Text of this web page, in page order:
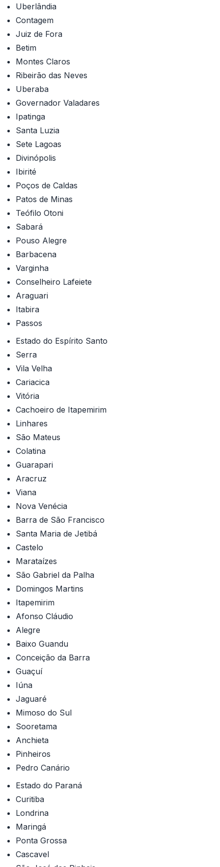
Uberlândia
Contagem
Juiz de Fora
Betim
Montes Claros
Ribeirão das Neves
Uberaba
Governador Valadares
Ipatinga
Santa Luzia
Sete Lagoas
Divinópolis
Ibirité
Poços de Caldas
Patos de Minas
Teófilo Otoni
Sabará
Pouso Alegre
Barbacena
Varginha
Conselheiro Lafeiete
Araguari
Itabira
Passos
Estado do Espírito Santo
Serra
Vila Velha
Cariacica
Vitória
Cachoeiro de Itapemirim
Linhares
São Mateus
Colatina
Guarapari
Aracruz
Viana
Nova Venécia
Barra de São Francisco
Santa Maria de Jetibá
Castelo
Marataízes
São Gabriel da Palha
Domingos Martins
Itapemirim
Afonso Cláudio
Alegre
Baixo Guandu
Conceição da Barra
Guaçuí
Iúna
Jaguaré
Mimoso do Sul
Sooretama
Anchieta
Pinheiros
Pedro Canário
Estado do Paraná
Curitiba
Londrina
Maringá
Ponta Grossa
Cascavel